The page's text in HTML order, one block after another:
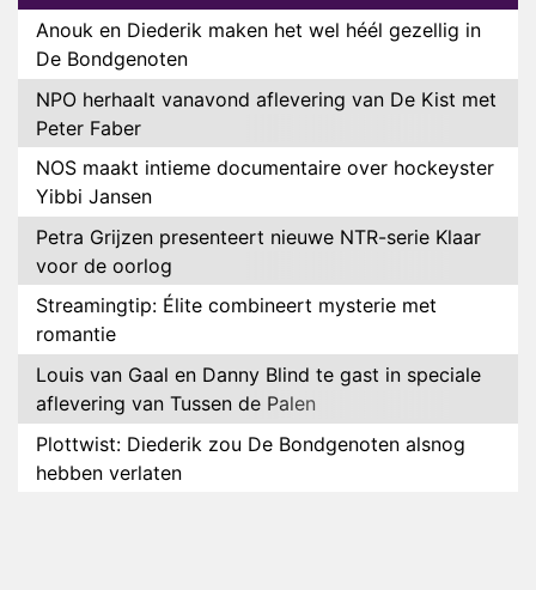
Anouk en Diederik maken het wel héél gezellig in
De Bondgenoten
NPO herhaalt vanavond aflevering van De Kist met
Peter Faber
NOS maakt intieme documentaire over hockeyster
Yibbi Jansen
Petra Grijzen presenteert nieuwe NTR-serie Klaar
voor de oorlog
Streamingtip: Élite combineert mysterie met
romantie
Louis van Gaal en Danny Blind te gast in speciale
aflevering van Tussen de Palen
Plottwist: Diederik zou De Bondgenoten alsnog
hebben verlaten